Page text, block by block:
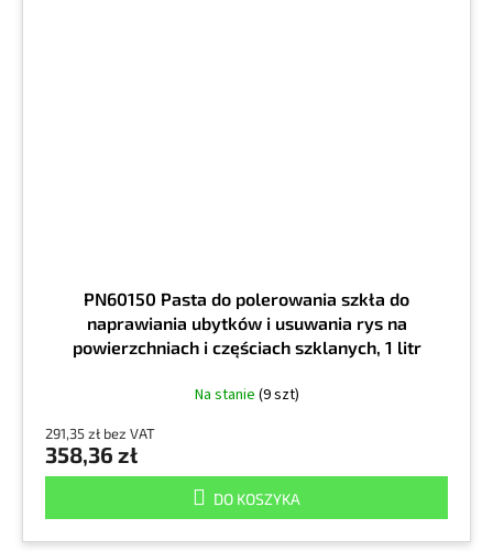
PN60150 Pasta do polerowania szkła do
naprawiania ubytków i usuwania rys na
powierzchniach i częściach szklanych, 1 litr
Na stanie (9 szt)
291,35 zł bez VAT
358,36 zł
DO KOSZYKA